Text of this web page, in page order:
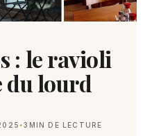
: le ravioli
du lourd
3 MIN DE LECTURE